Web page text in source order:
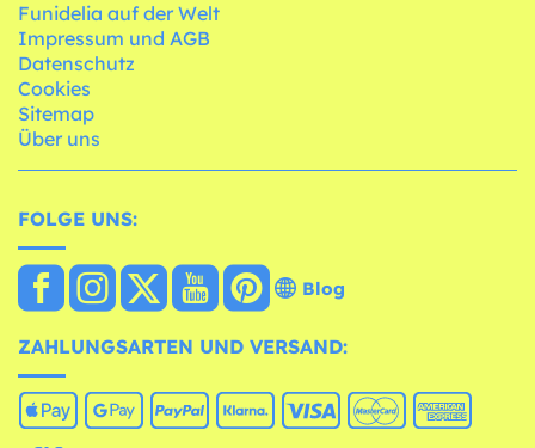
Funidelia auf der Welt
Impressum und AGB
Datenschutz
Cookies
Sitemap
Über uns
FOLGE UNS:
Blog
ZAHLUNGSARTEN UND VERSAND: